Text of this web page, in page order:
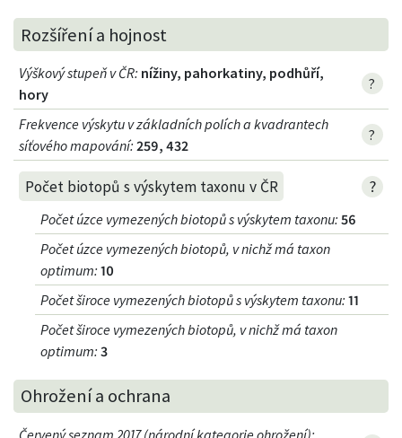
Rozšíření a hojnost
Výškový stupeň v ČR: nížiny, pahorkatiny, podhůří,
hory
?
Frekvence výskytu v základních polích a kvadrantech
síťového mapování: 259, 432
?
Počet biotopů s výskytem taxonu v ČR ?
Počet úzce vymezených biotopů s výskytem taxonu: 56
Počet úzce vymezených biotopů, v nichž má taxon
optimum: 10
Počet široce vymezených biotopů s výskytem taxonu: 11
Počet široce vymezených biotopů, v nichž má taxon
optimum: 3
Ohrožení a ochrana
Červený seznam 2017 (národní kategorie ohrožení):